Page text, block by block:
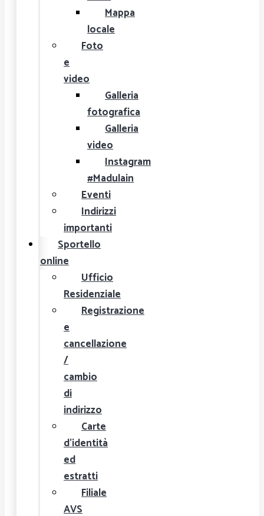
Mappa
locale
Foto
e
video
Galleria
fotografica
Galleria
video
Instagram
#Madulain
Eventi
Indirizzi
importanti
Sportello
online
Ufficio
Residenziale
Registrazione
e
cancellazione
/
cambio
di
indirizzo
Carte
d'identità
ed
estratti
Filiale
AVS